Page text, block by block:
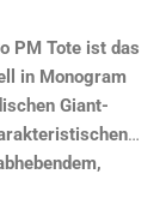
PM Tote ist das
in Monogram
Giant-